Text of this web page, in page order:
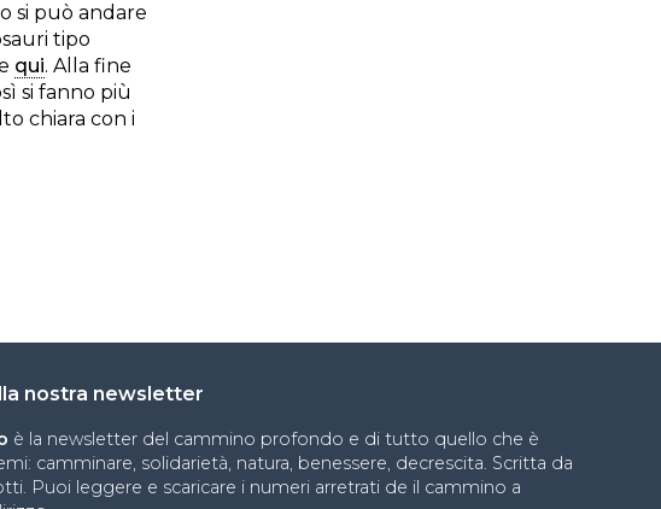
si può andare
tipo
qui. Alla fine
si fanno più
chiara con i
nostra newsletter
è la newsletter del cammino profondo e di tutto quello che è
camminare, solidarietà, natura, benessere, decrescita. Scritta da
Puoi leggere e scaricare i numeri arretrati de il cammino a